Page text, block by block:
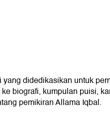
didedikasikan untuk
biografi, kumpulan puisi,
pemikiran Allama Iqbal.